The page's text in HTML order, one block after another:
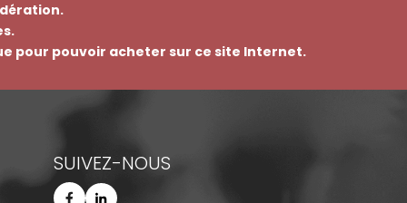
pour pouvoir acheter sur ce site Internet.
SUIVEZ-NOUS